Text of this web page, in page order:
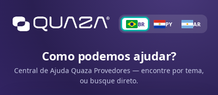
BR PY AR
Como podemos ajudar?
Central de Ajuda Quaza Provedores — encontre por tema,
ou busque direto.